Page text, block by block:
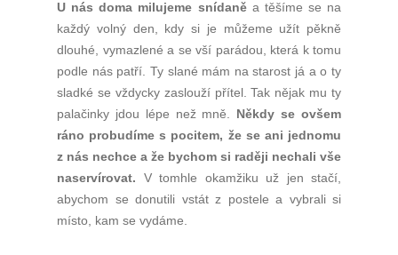
U nás doma milujeme snídaněa těšíme se na
každý volný den, kdy si je můžeme užít pěkně
dlouhé, vymazlené a se vší parádou, která k tomu
podle nás patří. Ty slané mám na starost já a o ty
sladké se vždycky zaslouží přítel. Tak nějak mu ty
palačinky jdou lépe než mně. Někdy se ovšem
ráno probudíme s pocitem, že se ani jednomu
z nás nechce a že bychom si raději nechali vše
naservírovat. V tomhle okamžiku už jen stačí,
abychom se donutili vstát z postele a vybrali si
místo, kam se vydáme.